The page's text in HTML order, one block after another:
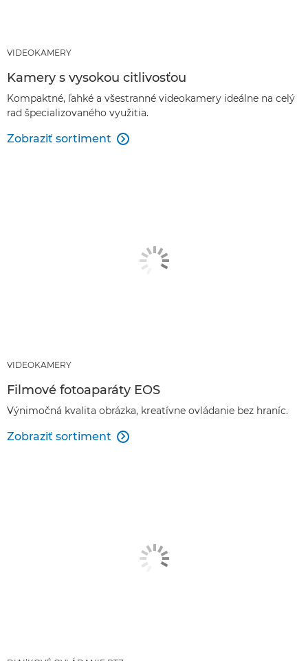
VIDEOKAMERY
Kamery s vysokou citlivosťou
Kompaktné, ľahké a všestranné videokamery ideálne na celý
rad špecializovaného využitia.
Zobraziť sortiment 
VIDEOKAMERY
Filmové fotoaparáty EOS
Výnimočná kvalita obrázka, kreatívne ovládanie bez hraníc.
Zobraziť sortiment 